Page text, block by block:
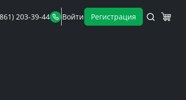
203-39-44 Войти Регистрация